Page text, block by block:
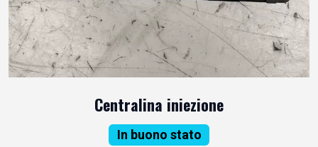
Centralina iniezione
In buono stato